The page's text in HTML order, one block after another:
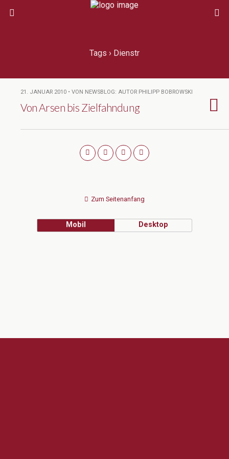
Tags › Dienstr
21. JANUAR 2010 • VON NEWSBLOG: AUTOR PHILIPP BOBROWSKI
Von Arsen bis Zielfahndung
Zum Seitenanfang
Mobil Desktop